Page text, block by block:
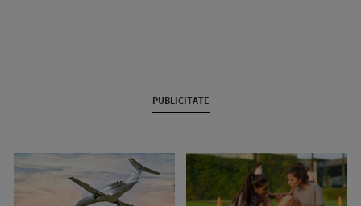
PUBLICITATE